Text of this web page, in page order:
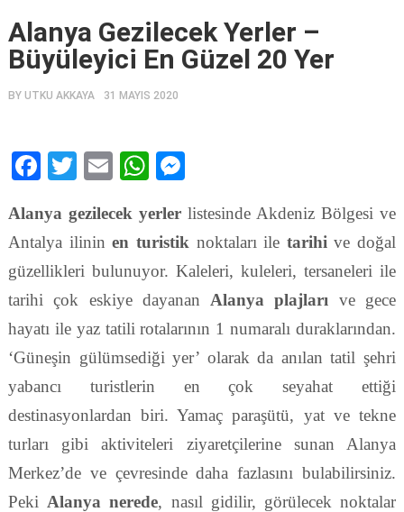
Alanya Gezilecek Yerler –
Büyüleyici En Güzel 20 Yer
BY UTKU AKKAYA 31 MAYIS 2020
Facebook
TwitterEmailWhatsApp
Alanya gezilecek yerlerlistesinde Akdeniz Bölgesi ve
Antalya ilininen turistik noktaları ile tarihi ve doğal
güzellikleri bulunuyor. Kaleleri, kuleleri, tersaneleri ile
tarihi çok eskiye dayanan Alanya plajları ve gece
hayatı ile yaz tatili rotalarının 1 numaralı duraklarından.
‘Güneşin gülümsediği yer’ olarak da anılan tatil şehri
yabancı turistlerin en çok seyahat ettiği
destinasyonlardan biri. Yamaç paraşütü, yat ve tekne
turları gibi aktiviteleri ziyaretçilerine sunan Alanya
Merkez’de ve çevresinde daha fazlasını bulabilirsiniz.
Peki Alanya nerede, nasıl gidilir, görülecek noktalar